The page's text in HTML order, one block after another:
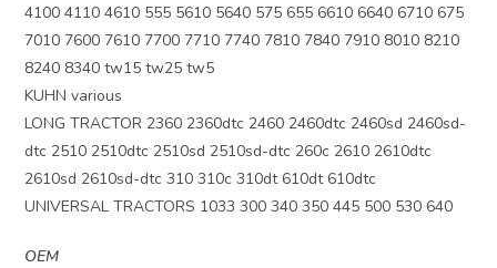
4100 4110 4610 555 5610 5640 575 655 6610 6640 6710 675
7010 7600 7610 7700 7710 7740 7810 7840 7910 8010 8210
8240 8340 tw15 tw25 tw5
KUHN various
LONG TRACTOR 2360 2360dtc 2460 2460dtc 2460sd 2460sd-
dtc 2510 2510dtc 2510sd 2510sd-dtc 260c 2610 2610dtc
2610sd 2610sd-dtc 310 310c 310dt 610dt 610dtc
UNIVERSAL TRACTORS 1033 300 340 350 445 500 530 640
OEM